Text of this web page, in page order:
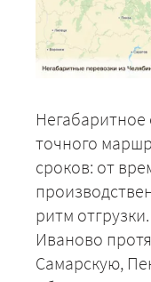
точного
сроков: от
ритм
Иваново
Самарскую,